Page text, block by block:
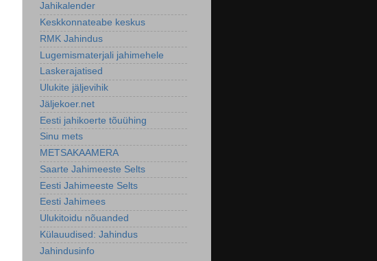
Jahikalender
Keskkonnateabe keskus
RMK Jahindus
Lugemismaterjali jahimehele
Laskerajatised
Ulukite jäljevihik
Jäljekoer.net
Eesti jahikoerte tõuühing
Sinu mets
METSAKAAMERA
Saarte Jahimeeste Selts
Eesti Jahimeeste Selts
Eesti Jahimees
Ulukitoidu nõuanded
Külauudised: Jahindus
Jahindusinfo